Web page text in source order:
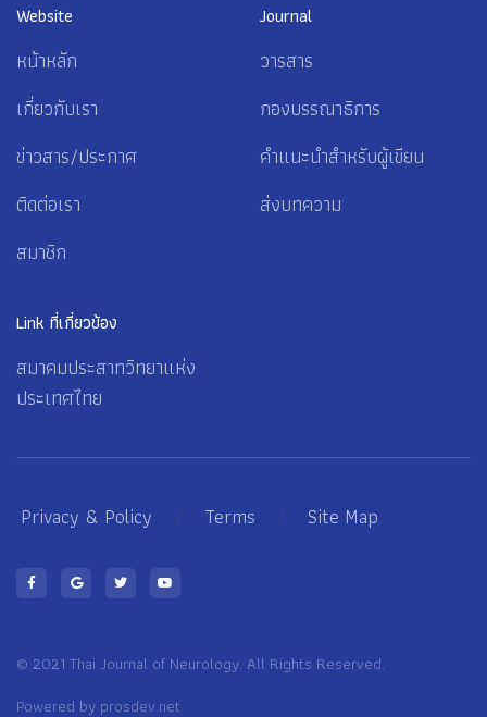
Website
หน้าหลัก
เกี่ยวกับเรา
ข่าวสาร/ประกาศ
ติดต่อเรา
สมาชิก
Journal
วารสาร
กองบรรณาธิการ
คำแนะนำสำหรับผู้เขียน
ส่งบทความ
Link ที่เกี่ยวข้อง
สมาคมประสาทวิทยาแห่ง
ประเทศไทย
Privacy & Policy / Terms / Site Map
© 2021 Thai Journal of Neurology. All Rights Reserved.
Powered by prosdev.net